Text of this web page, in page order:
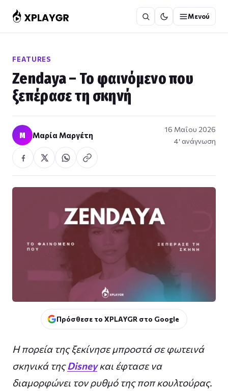
στο
περιεχόμενο
Μενού
FEATURES
Zendaya – Το φαινόμενο που
ξεπέρασε τη σκηνή
Μ Μαρία Μαργέτη
16 Μαΐου 2026
4′ ανάγνωση
Πρόσθεσε το XPLAYGR στο Google
Η πορεία της ξεκίνησε μπροστά σε φωτεινά
σκηνικά τηςDisneyκαι έφτασε να
διαμορφώνει τον ρυθμό της ποπ κουλτούρας.